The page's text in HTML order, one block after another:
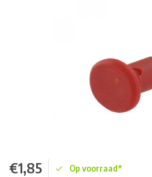
€1,85 Op voorraad*